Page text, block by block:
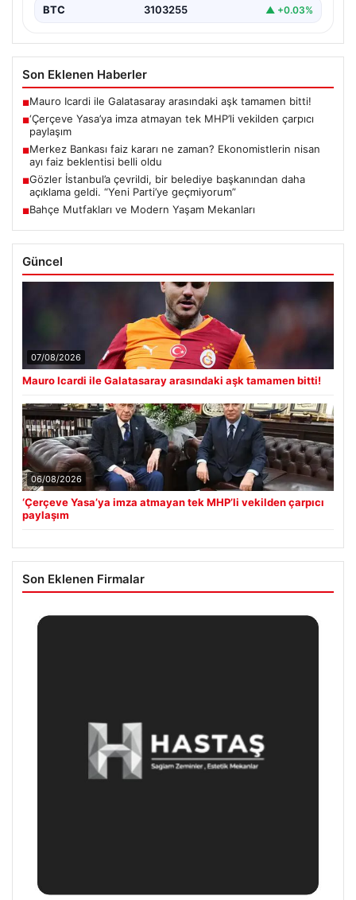
BTC 3103255 ▲ +0.03%
Son Eklenen Haberler
■Mauro Icardi ile Galatasaray arasındaki aşk tamamen bitti!
■‘Çerçeve Yasa’ya imza atmayan tek MHP’li vekilden çarpıcı
paylaşım
■Merkez Bankası faiz kararı ne zaman? Ekonomistlerin nisan
ayı faiz beklentisi belli oldu
■Gözler İstanbul’a çevrildi, bir belediye başkanından daha
açıklama geldi. “Yeni Parti’ye geçmiyorum”
■Bahçe Mutfakları ve Modern Yaşam Mekanları
Güncel
07/08/2026
Mauro Icardi ile Galatasaray arasındaki aşk tamamen bitti!
06/08/2026
‘Çerçeve Yasa’ya imza atmayan tek MHP’li vekilden çarpıcı
paylaşım
Son Eklenen Firmalar